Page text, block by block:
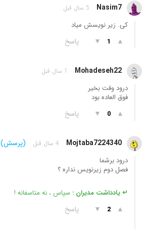
Nasim7 5 سال قبل
کی. زیر نویسش میاد
▲
1
▼ پاسخ
Mohadeseh22 1 سال قبل
درود وقت بخیر
فوق العاده بود
▲
0
▼ پاسخ
Mojtaba7224340 4 سال قبل (پرسش)
درود برشما
فصل دوم زیرنویس نداره ؟
↵ یادداشت مدیران : سپاس ، نه متاسفانه !
▲
2
▼ پاسخ